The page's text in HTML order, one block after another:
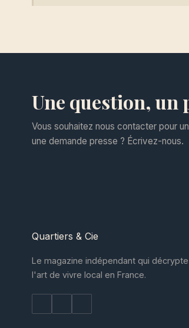
Une question, un
Vous souhaitez nous contacter pour
une demande presse ? Écrivez-nous.
Quartiers & Cie
Le magazine indépendant qui
l'art de vivre local en France.